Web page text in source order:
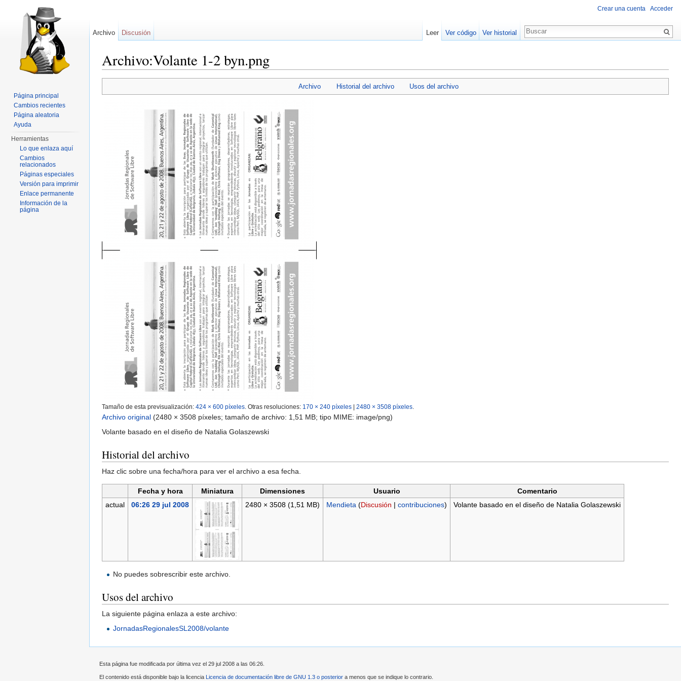
Archivo:Volante 1-2 byn.png
Archivo Historial del archivo Usos del archivo
Tamaño de esta previsualización: 424 × 600 píxeles Otras resoluciones: 170 × 240 píxeles 2480 × 3508 píxeles
Archivo original (2480 × 3508 píxeles; tamaño de archivo: 1,51 MB; tipo MIME: image/png)
Volante basado en el diseño de Natalia Golaszewski
Historial del archivo
Haz clic sobre una fecha/hora para ver el archivo a esa fecha.
Fecha y hora Miniatura Dimensiones Usuario
Comentario
actual
06:26 29 jul 2008 2480 × 3508 (1,51 MB) Mendieta (Discusión | contribuciones) Volante basado en el diseño de Natalia Golaszewski
No puedes sobrescribir este archivo.
Usos del archivo
La siguiente página enlaza a este archivo:
JornadasRegionalesSL2008/volante
Crear una cuenta Acceder
Archivo Discusión Leer Ver código Ver historial
Página principal
Cambios recientes
Página aleatoria
Ayuda
Herramientas
Lo que enlaza aquí
Cambios
relacionados
Páginas especiales
Versión para imprimir
Enlace permanente
Información de la
página
Esta página fue modificada por última vez el 29 jul 2008 a las 06:26.
El contenido está disponible bajo la licencia Licencia de documentación libre de GNU 1.3 o posterior a menos que se indique lo contrario.